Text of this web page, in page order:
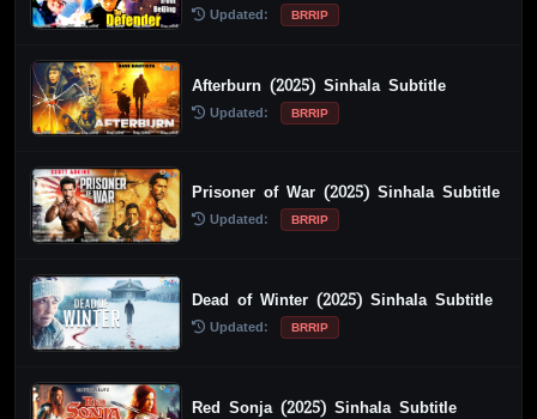
Updated: BRRIP
Afterburn (2025) Sinhala Subtitle
Updated: BRRIP
Prisoner of War (2025) Sinhala Subtitle
Updated: BRRIP
Dead of Winter (2025) Sinhala Subtitle
Updated: BRRIP
Red Sonja (2025) Sinhala Subtitle